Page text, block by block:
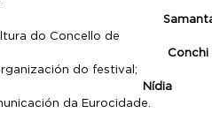
do Concello de
Conchi
do festival;
Nídia
da Eurocidade.